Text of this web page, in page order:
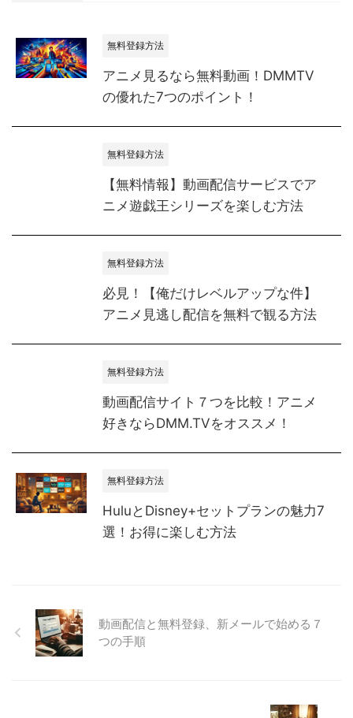
無料登録方法
アニメ見るなら無料動画！DMMTV
の優れた7つのポイント！
無料登録方法
【無料情報】動画配信サービスでア
ニメ遊戯王シリーズを楽しむ方法
無料登録方法
必見！【俺だけレベルアップな件】
アニメ見逃し配信を無料で観る方法
無料登録方法
動画配信サイト７つを比較！アニメ
好きならDMM.TVをオススメ！
無料登録方法
HuluとDisney+セットプランの魅力7
選！お得に楽しむ方法
動画配信と無料登録、新メールで始める７
つの手順